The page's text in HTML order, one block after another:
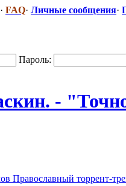
· FAQ· Личные сообщения·
Пароль:
-
Православный торрент-